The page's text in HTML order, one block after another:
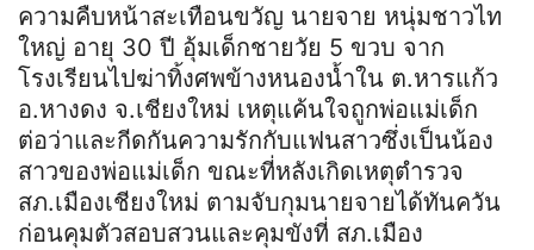
ความคืบหน้าสะเทือนขวัญ นายจาย หนุ่มชาวไท
ใหญ่ อายุ 30 ปี อุ้มเด็กชายวัย 5 ขวบ จาก
โรงเรียนไปฆ่าทิ้งศพข้างหนองน้ำใน ต.หารแก้ว
อ.หางดง จ.เชียงใหม่ เหตุแค้นใจถูกพ่อแม่เด็ก
ต่อว่าและกีดกันความรักกับแฟนสาวซึ่งเป็นน้อง
สาวของพ่อแม่เด็ก ขณะที่หลังเกิดเหตุตำรวจ
สภ.เมืองเชียงใหม่ ตามจับกุมนายจายได้ทันควัน
ก่อนคุมตัวสอบสวนและคุมขังที่ สภ.เมือง